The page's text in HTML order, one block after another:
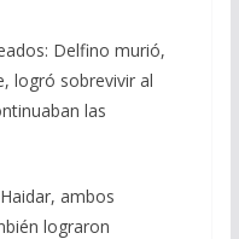
Delfino murió,
logró sobrevivir al
las
ambos
lograron